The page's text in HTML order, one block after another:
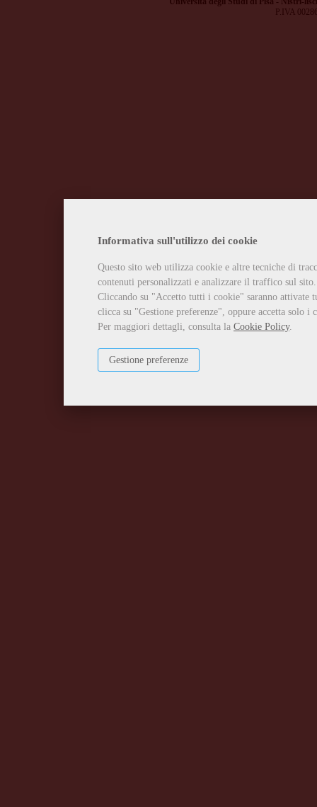
Informativa sull'utilizzo dei cookie
Questo sito web utilizza cookie e altre tecniche di
contenuti personalizzati e analizzare il traffico sul sito.
Cliccando su "Accetto tutti i cookie" saranno attivate
clicca su "Gestione preferenze", oppure accetta solo
Per maggiori dettagli, consulta la Cookie Policy.
Gestione preferenze
P.IVA